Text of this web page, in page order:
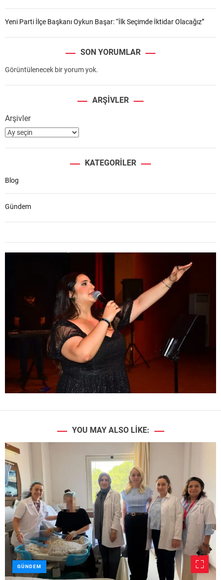
Yeni Parti İlçe Başkanı Oykun Başar: “İlk Seçimde İktidar Olacağız”
SON YORUMLAR
Görüntülenecek bir yorum yok.
ARŞIVLER
Arşivler
KATEGORILER
Blog
Gündem
YOU MAY ALSO LIKE:
GÜNDEM